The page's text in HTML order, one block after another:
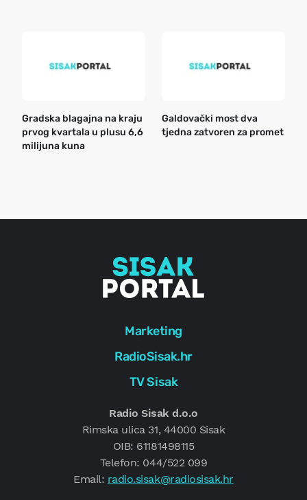
Gradska blagajna na kraju
prvog kvartala u plusu 6,6
milijuna kuna
Galdovački most dva
tjedna zatvoren za promet
Marketing
RadioSisak.hr
TV Sisak
Radio Sisak d.o.o
Rimska ulica 31, 44000 Sisak
OIB: 61181498115
Telefon: 044/522 099
Email: radio.sisak@radiosisak.hr